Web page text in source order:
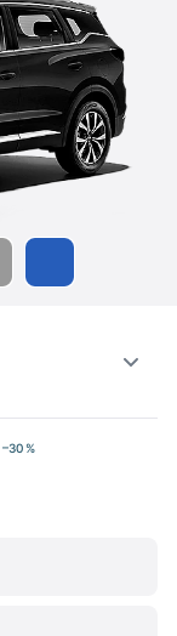
–30 %